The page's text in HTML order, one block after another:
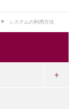
システムの利用方法